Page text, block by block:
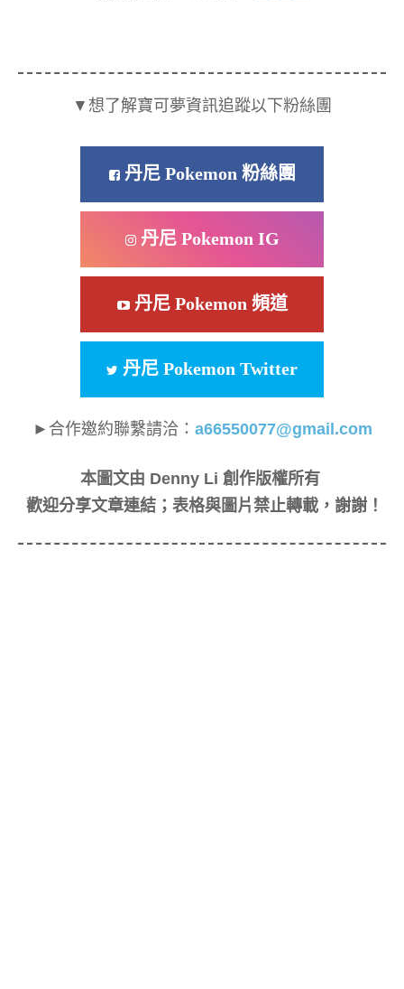
▼想了解寶可夢資訊追蹤以下粉絲團
丹尼 Pokemon 粉絲團
丹尼 Pokemon IG
丹尼 Pokemon 頻道
丹尼 Pokemon Twitter
►合作邀約聯繫請洽： a66550077@gmail.com
本圖文由 Denny Li 創作版權所有
歡迎分享文章連結；表格與圖片禁止轉載，謝謝！